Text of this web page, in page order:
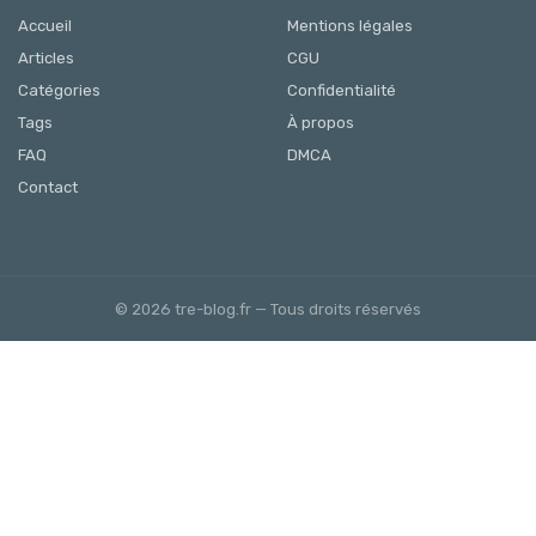
Accueil
Articles
Catégories
Tags
FAQ
Contact
Mentions légales
CGU
Confidentialité
À propos
DMCA
© 2026 tre-blog.fr — Tous droits réservés